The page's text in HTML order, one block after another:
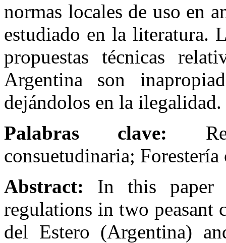
normas locales de uso en
estudiado en la literatura.
propuestas técnicas
Argentina son
dejándolos en la ilegalidad.
Palabras clave:
consuetudinaria;
Abstract: In this paper
regulations in two peasant
del Estero (Argentina)